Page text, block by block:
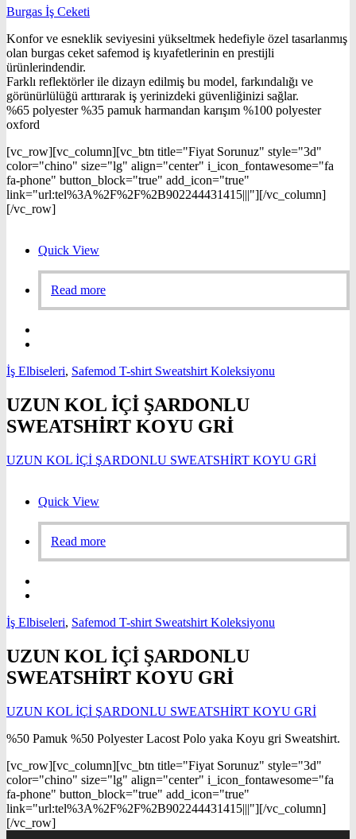
Burgas İş Ceketi
Konfor ve esneklik seviyesini yükseltmek hedefiyle özel tasarlanmış
olan burgas ceket safemod iş kıyafetlerinin en prestijli
ürünlerindendir.
Farklı reflektörler ile dizayn edilmiş bu model, farkındalığı ve
görünürlülüğü arttırarak iş yerinizdeki güvenliğinizi sağlar.
%65 polyester %35 pamuk harmandan karışım %100 polyester
oxford
[vc_row][vc_column][vc_btn title="Fiyat Sorunuz" style="3d"
color="chino" size="lg" align="center" i_icon_fontawesome="fa
fa-phone" button_block="true" add_icon="true"
link="url:tel%3A%2F%2F%2B902244431415|||"][/vc_column]
[/vc_row]
Quick View
Read more
İş Elbiseleri, Safemod T-shirt Sweatshirt Koleksiyonu
UZUN KOL İÇİ ŞARDONLU
SWEATSHİRT KOYU GRİ
UZUN KOL İÇİ ŞARDONLU SWEATSHİRT KOYU GRİ
Quick View
Read more
İş Elbiseleri, Safemod T-shirt Sweatshirt Koleksiyonu
UZUN KOL İÇİ ŞARDONLU
SWEATSHİRT KOYU GRİ
UZUN KOL İÇİ ŞARDONLU SWEATSHİRT KOYU GRİ
%50 Pamuk %50 Polyester Lacost Polo yaka Koyu gri Sweatshirt.
[vc_row][vc_column][vc_btn title="Fiyat Sorunuz" style="3d"
color="chino" size="lg" align="center" i_icon_fontawesome="fa
fa-phone" button_block="true" add_icon="true"
link="url:tel%3A%2F%2F%2B902244431415|||"][/vc_column]
[/vc_row]